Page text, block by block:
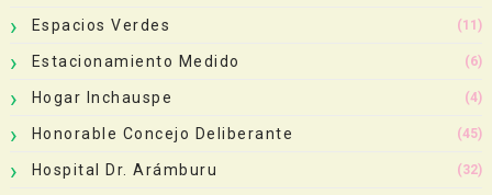
Espacios Verdes (11)
Estacionamiento Medido (6)
Hogar Inchauspe (4)
Honorable Concejo Deliberante (45)
Hospital Dr. Arámburu (32)